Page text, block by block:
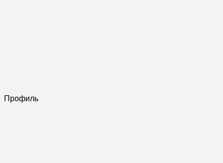
Профиль